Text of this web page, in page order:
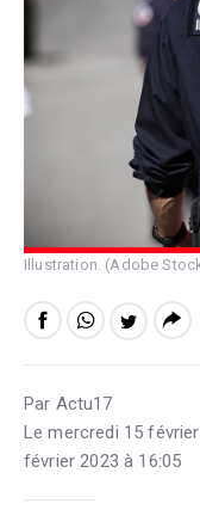
Illustration. (Adobe
Par Actu17
Le mercredi 15
février 2023 à 16:05